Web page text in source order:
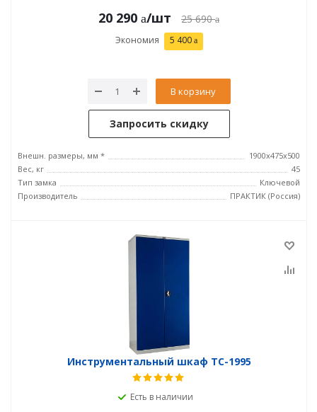
20 290 /шт 25 690
Экономия 5 400
В корзину
Запросить скидку
Внешн. размеры, мм *
1900x475x500
Вес, кг
45
Тип замка
Ключевой
Производитель
ПРАКТИК (Россия)
Инструментальный шкаф TC-1995
Есть в наличии